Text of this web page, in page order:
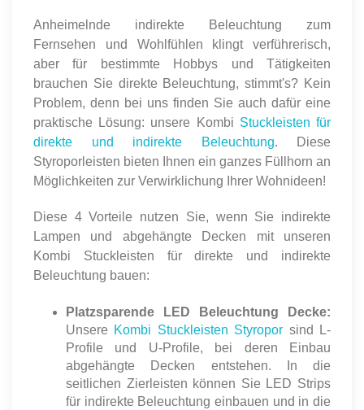
Anheimelnde indirekte Beleuchtung zum
Fernsehen und Wohlfühlen klingt verführerisch,
aber für bestimmte Hobbys und Tätigkeiten
brauchen Sie direkte Beleuchtung, stimmt's? Kein
Problem, denn bei uns finden Sie auch dafür eine
praktische Lösung: unsere Kombi Stuckleisten für
direkte und indirekte Beleuchtung. Diese
Styroporleisten bieten Ihnen ein ganzes Füllhorn an
Möglichkeiten zur Verwirklichung Ihrer Wohnideen!
Diese 4 Vorteile nutzen Sie, wenn Sie indirekte
Lampen und abgehängte Decken mit unseren
Kombi Stuckleisten für direkte und indirekte
Beleuchtung bauen:
Platzsparende LED Beleuchtung Decke:
Unsere Kombi Stuckleisten Styropor sind L-
Profile und U-Profile, bei deren Einbau
abgehängte Decken entstehen. In die
seitlichen Zierleisten können Sie LED Strips
für indirekte Beleuchtung einbauen und in die